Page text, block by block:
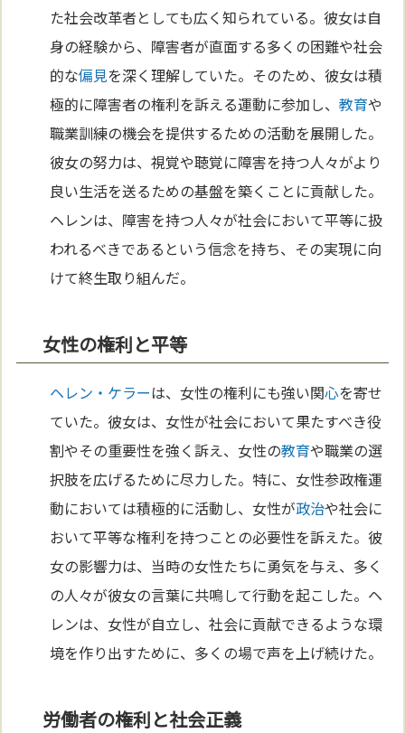
た社会改革者としても広く知られている。彼女は自
身の経験から、障害者が直面する多くの困難や社会
的な偏見を深く理解していた。そのため、彼女は積
極的に障害者の権利を訴える運動に参加し、教育や
職業訓練の機会を提供するための活動を展開した。
彼女の努力は、視覚や聴覚に障害を持つ人々がより
良い生活を送るための基盤を築くことに貢献した。
ヘレンは、障害を持つ人々が社会において平等に扱
われるべきであるという信念を持ち、その実現に向
けて終生取り組んだ。
女性の権利と平等
ヘレン・ケラーは、女性の権利にも強い関心を寄せ
ていた。彼女は、女性が社会において果たすべき役
割やその重要性を強く訴え、女性の教育や職業の選
択肢を広げるために尽力した。特に、女性参政権運
動においては積極的に活動し、女性が政治や社会に
おいて平等な権利を持つことの必要性を訴えた。彼
女の影響力は、当時の女性たちに勇気を与え、多く
の人々が彼女の言葉に共鳴して行動を起こした。ヘ
レンは、女性が自立し、社会に貢献できるような環
境を作り出すために、多くの場で声を上げ続けた。
労働者の権利と社会正義